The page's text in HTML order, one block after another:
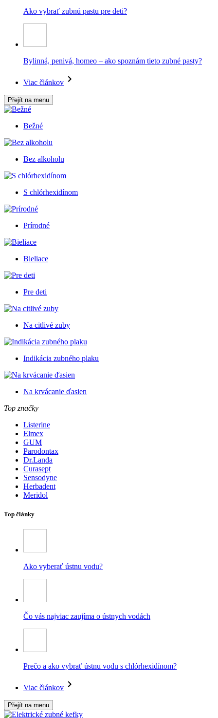
Ako vybrať zubnú pastu pre deti?
Bylinná, penivá, homeo – ako spoznám tieto zubné pasty?
Viac článkov
Přejít na menu
Bežné
Bez alkoholu
S chlórhexidínom
Prírodné
Bieliace
Pre deti
Na citlivé zuby
Indikácia zubného plaku
Na krvácanie ďasien
Top značky
Listerine
Elmex
GUM
Parodontax
Dr.Landa
Curasept
Sensodyne
Herbadent
Meridol
Top články
Ako vyberať ústnu vodu?
Čo vás najviac zaujíma o ústnych vodách
Prečo a ako vybrať ústnu vodu s chlórhexidínom?
Viac článkov
Přejít na menu